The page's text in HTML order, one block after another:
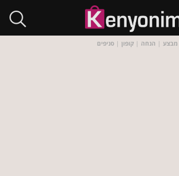
מבצע | הנחה | קופון | סניפים